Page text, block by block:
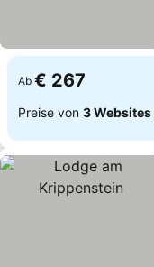
Ab € 267
Preise von 3 Websites